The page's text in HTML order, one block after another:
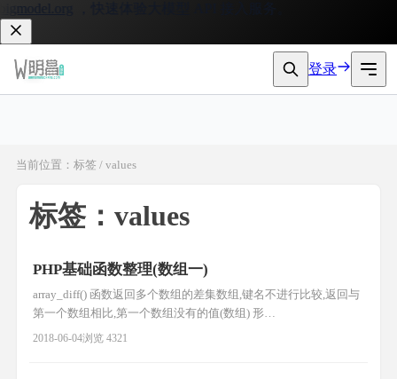
登录
当前位置：标签 / values
标签：values
PHP基础函数整理(数组一)
array_diff() 函数返回多个数组的差集数组,键名不进行比较,返回与
第一个数组相比,第一个数组没有的值(数组) 形
式:array_diff(array1,array2,array3...); 例子:
2018-06-04浏览 4321